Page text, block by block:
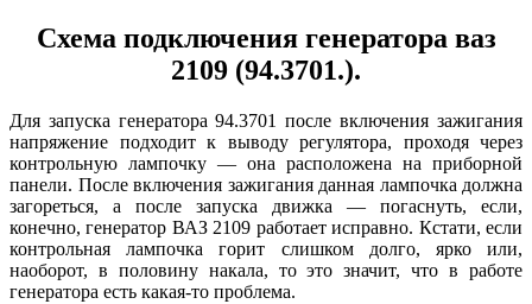
Схема подключения генератора ваз
2109 (94.3701.).
Для запуска генератора 94.3701 после включения зажигания
напряжение подходит к выводу регулятора, проходя через
контрольную лампочку — она расположена на приборной
панели. После включения зажигания данная лампочка должна
загореться, а после запуска движка — погаснуть, если,
конечно, генератор ВАЗ 2109 работает исправно. Кстати, если
контрольная лампочка горит слишком долго, ярко или,
наоборот, в половину накала, то это значит, что в работе
генератора есть какая-то проблема.